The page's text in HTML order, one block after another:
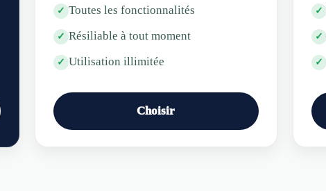
✓ Toutes les fonctionnalités
✓ Résiliable à tout moment
✓ Utilisation illimitée
Choisir
✓
✓
✓